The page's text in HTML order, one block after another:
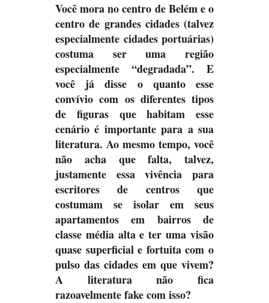
Você mora no centro de Belém e o
centro de grandes cidades (talvez
especialmente cidades portuárias)
costuma ser uma região
especialmente “degradada”. E
você já disse o quanto esse
convívio com os diferentes tipos
de figuras que habitam esse
cenário é importante para a sua
literatura. Ao mesmo tempo, você
não acha que falta, talvez,
justamente essa vivência para
escritores de centros que
costumam se isolar em seus
apartamentos em bairros de
classe média alta e ter uma visão
quase superficial e fortuita com o
pulso das cidades em que vivem?
A literatura não fica
razoavelmente fake com isso?